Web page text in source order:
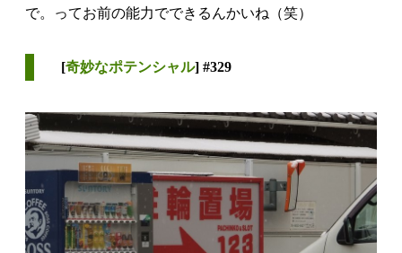
で。ってお前の能力でできるんかいね（笑）
[奇妙なポテンシャル] #329